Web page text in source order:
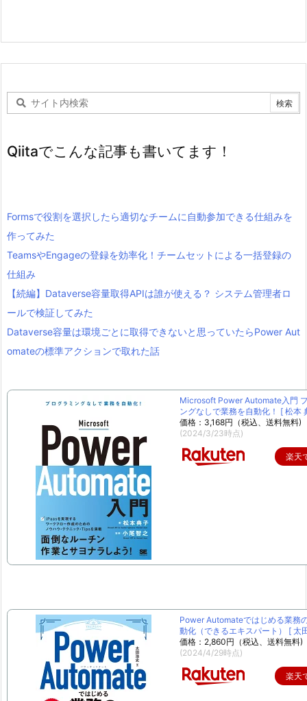
Qiitaでこんな記事も書いてます！
Formsで役割を選択したら適切なチームに自動参加できる仕組みを
作ってみた
TeamsやEngageの登録を効率化！チームセットによる一括登録の
仕組み
【続編】Dataverse容量取得APIは誰が使える？ システム管理者ロ
ールで検証してみた
Dataverse容量は環境ごとに取得できないと思っていたらPower Aut
omateの標準アクションで取れた話
Microsoft Power Automate入門
ングなしで業務を自動化！ [ 松本
価格：3,168円（税込、送料無料)
(2024/3/23時点)
楽天
Power Automateではじめる業務
動化（できるエキスパート） [ 太
価格：2,860円（税込、送料無料)
(2024/4/29時点)
楽天